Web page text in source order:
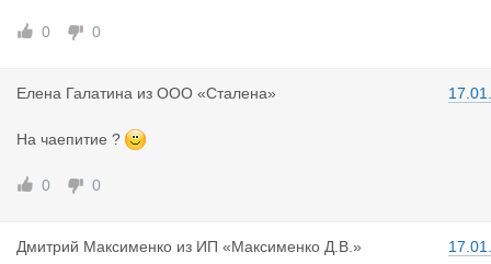
0 0
Елена Галатина из ООО «Сталена»
На чаепитие ?
0 0
Дмитрий Максименко из ИП «Максименко Д.В.»